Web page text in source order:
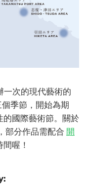
一次的現代藝術的
季節，開始為期
的國際藝術節。關於
，部分作品需配合 開
喔！